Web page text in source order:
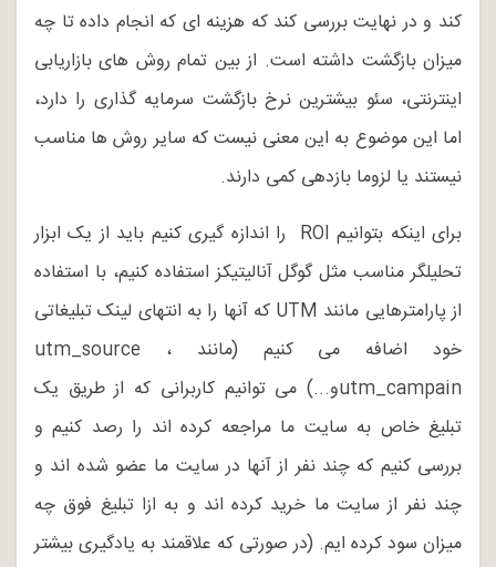
کند و در نهایت بررسی کند که هزینه ای که انجام داده تا چه
میزان بازگشت داشته است. از بین تمام روش های بازاریابی
اینترنتی، سئو بیشترین نرخ بازگشت سرمایه گذاری را دارد،
اما این موضوع به این معنی نیست که سایر روش ها مناسب
نیستند یا لزوما بازدهی کمی دارند.
برای اینکه بتوانیم ROI را اندازه گیری کنیم باید از یک ابزار
تحلیلگر مناسب مثل گوگل آنالیتیکز استفاده کنیم، با استفاده
از پارامترهایی مانند UTM که آنها را به انتهای لینک تبلیغاتی
خود اضافه می کنیم (مانند utm_source ،
utm_campainو...) می توانیم کاربرانی که از طریق یک
تبلیغ خاص به سایت ما مراجعه کرده اند را رصد کنیم و
بررسی کنیم که چند نفر از آنها در سایت ما عضو شده اند و
چند نفر از سایت ما خرید کرده اند و به ازا تبلیغ فوق چه
میزان سود کرده ایم. (در صورتی که علاقمند به یادگیری بیشتر